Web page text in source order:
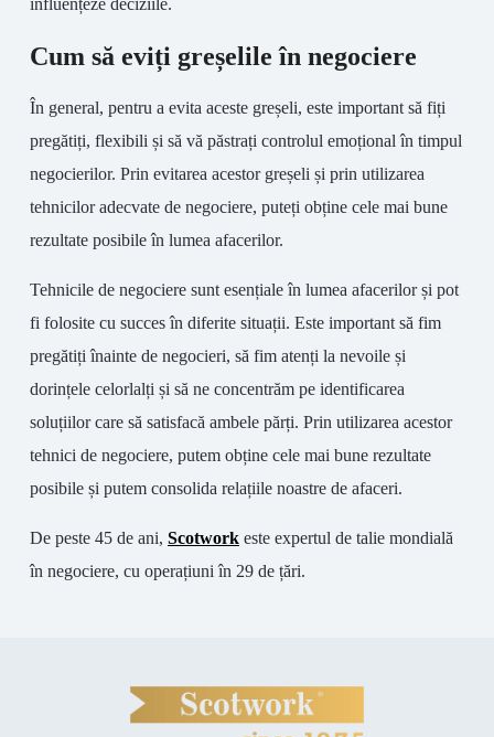
influențeze deciziile.
Cum să eviți greșelile în negociere
În general, pentru a evita aceste greșeli, este important să fiți
pregătiți, flexibili și să vă păstrați controlul emoțional în timpul
negocierilor. Prin evitarea acestor greșeli și prin utilizarea
tehnicilor adecvate de negociere, puteți obține cele mai bune
rezultate posibile în lumea afacerilor.
Tehnicile de negociere sunt esențiale în lumea afacerilor și pot
fi folosite cu succes în diferite situații. Este important să fim
pregătiți înainte de negocieri, să fim atenți la nevoile și
dorințele celorlalți și să ne concentrăm pe identificarea
soluțiilor care să satisfacă ambele părți. Prin utilizarea acestor
tehnici de negociere, putem obține cele mai bune rezultate
posibile și putem consolida relațiile noastre de afaceri.
De peste 45 de ani, Scotwork este expertul de talie mondială
în negociere, cu operațiuni în 29 de țări.